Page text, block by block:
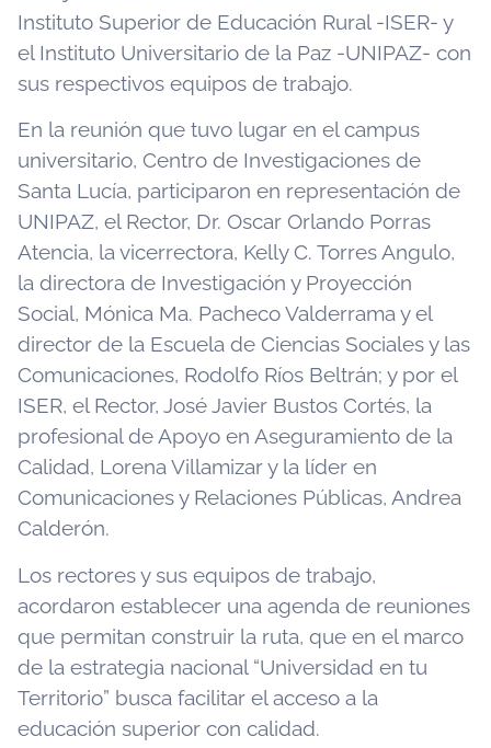
Instituto Superior de Educación Rural -ISER- y
el Instituto Universitario de la Paz -UNIPAZ- con
sus respectivos equipos de trabajo.
En la reunión que tuvo lugar en el campus
universitario, Centro de Investigaciones de
Santa Lucía, participaron en representación de
UNIPAZ, el Rector, Dr. Oscar Orlando Porras
Atencia, la vicerrectora, Kelly C. Torres Angulo,
la directora de Investigación y Proyección
Social, Mónica Ma. Pacheco Valderrama y el
director de la Escuela de Ciencias Sociales y las
Comunicaciones, Rodolfo Ríos Beltrán; y por el
ISER, el Rector, José Javier Bustos Cortés, la
profesional de Apoyo en Aseguramiento de la
Calidad, Lorena Villamizar y la líder en
Comunicaciones y Relaciones Públicas, Andrea
Calderón.
Los rectores y sus equipos de trabajo,
acordaron establecer una agenda de reuniones
que permitan construir la ruta, que en el marco
de la estrategia nacional “Universidad en tu
Territorio” busca facilitar el acceso a la
educación superior con calidad.